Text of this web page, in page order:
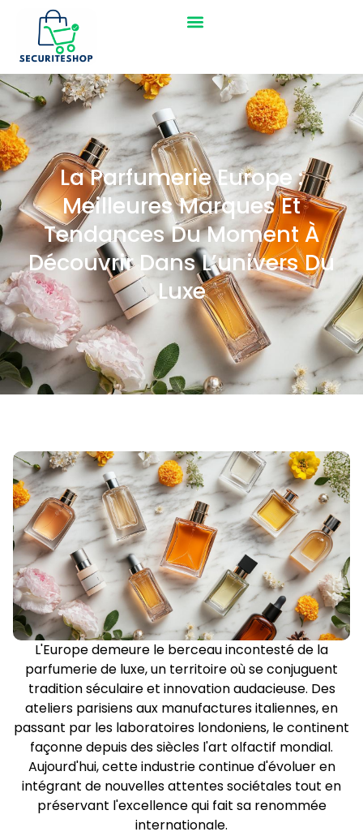
La Parfumerie Europe :
Meilleures Marques Et
Tendances Du Moment À
Découvrir Dans L’univers Du
Luxe
L'Europe demeure le berceau incontesté de la
parfumerie de luxe, un territoire où se conjuguent
tradition séculaire et innovation audacieuse. Des
ateliers parisiens aux manufactures italiennes, en
passant par les laboratoires londoniens, le continent
façonne depuis des siècles l'art olfactif mondial.
Aujourd'hui, cette industrie continue d'évoluer en
intégrant de nouvelles attentes sociétales tout en
préservant l'excellence qui fait sa renommée
internationale.